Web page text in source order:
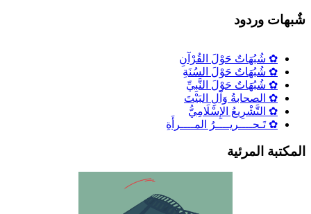
وردود
✿ شُبُهَاتٌ حَوْلَ القُرْآنِ
✿ شُبُهَاتٌ حَوْلَ السُنَةِ
✿ شُبُهَاتٌ حَوْلَ النَّبِيِّ
✿ الصحابةُ وَآلِ البَيْتَ
✿ التَّشْرِيعُ الإِسْلَامِيُّ
✿ تَـحــــريــــرُ المــــرأَةِ
المرئية